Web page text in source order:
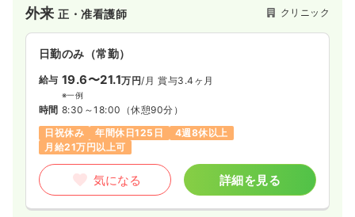
外来正・准看護師 クリニック
日勤のみ（常勤）
給与 19.6〜21.1万円/月 賞与3.4ヶ月
※一例
時間 8:30～18:00 （休憩90分）
日祝休み
年間休日125日
4週8休以上
月給21万円以上可
気になる 詳細を見る